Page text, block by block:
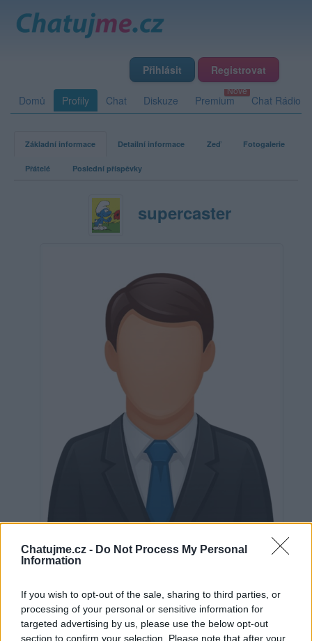
Chatujme.cz - Do Not Process My Personal
Information
If you wish to opt-out of the sale, sharing to third parties, or
processing of your personal or sensitive information for
targeted advertising by us, please use the below opt-out
section to confirm your selection. Please note that after your
Přihlásit Registrovat
Domů Profily Chat Diskuze Premium Chat Rádio
Základní informace Detailní informace Zeď Fotogalerie
Přátelé Poslední příspěvky
supercaster
Neověřeno
0 uživatelům se líbí